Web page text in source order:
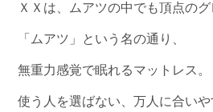
ＸＸは、ムアツの中でも頂点のグ
「ムアツ」という名の通り、
無重力感覚で眠れるマットレス。
使う人を選ばない、万人に合いや